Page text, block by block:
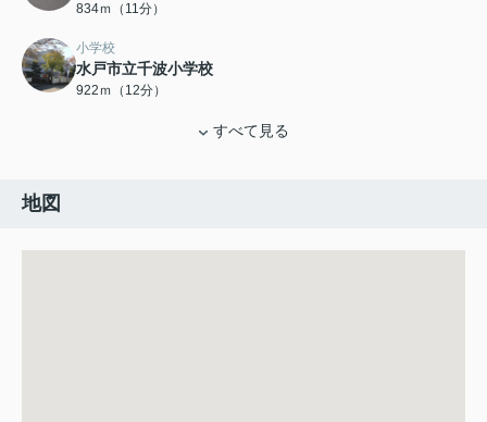
834ｍ（11分）
小学校
水戸市立千波小学校
922ｍ（12分）
すべて見る
地図